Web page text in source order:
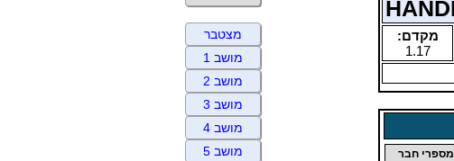
מקדם:
1.17
מספרי חבר
מצטבר
מושב 1
מושב 2
מושב 3
מושב 4
מושב 5